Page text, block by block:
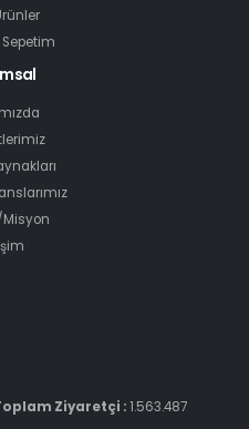
Sepetim
Ziyaretçi :1.563.487